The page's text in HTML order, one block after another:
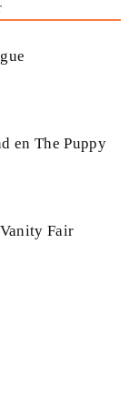
en The Puppy
Fair